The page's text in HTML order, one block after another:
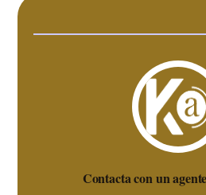
Contacta con un